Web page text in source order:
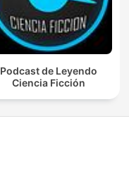
Podcast de Leyendo
Ciencia Ficción